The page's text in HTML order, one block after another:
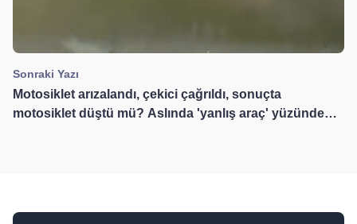
Sonraki Yazı
Motosiklet arızalandı, çekici çağrıldı, sonuçta
motosiklet düştü mü? Aslında 'yanlış araç' yüzünden